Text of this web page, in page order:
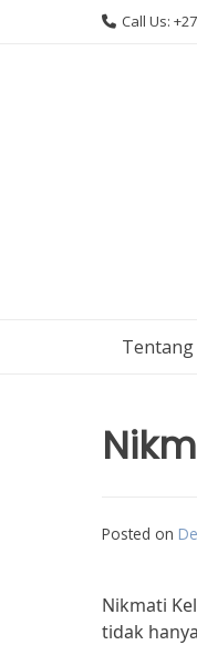
Call Us:
Tentang
Posted on
Nikmati
tidak